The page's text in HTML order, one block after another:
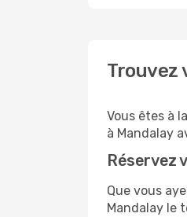
Trouvez
Vous êtes à
à Mandalay
Réservez
Que vous
Mandalay le